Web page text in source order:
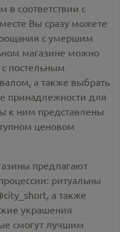
соответствии с
Вы сразу можете
с умершим
магазине можно
с постельным
а также выбрать
принадлежности для
к ним представлены
ценовом
предлагают
ритуальны
а также
украшения
смогут лучшим